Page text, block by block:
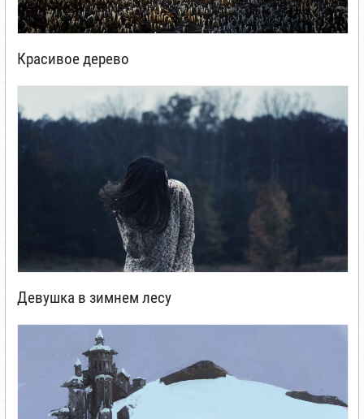
Красивое дерево
Девушка в зимнем лесу